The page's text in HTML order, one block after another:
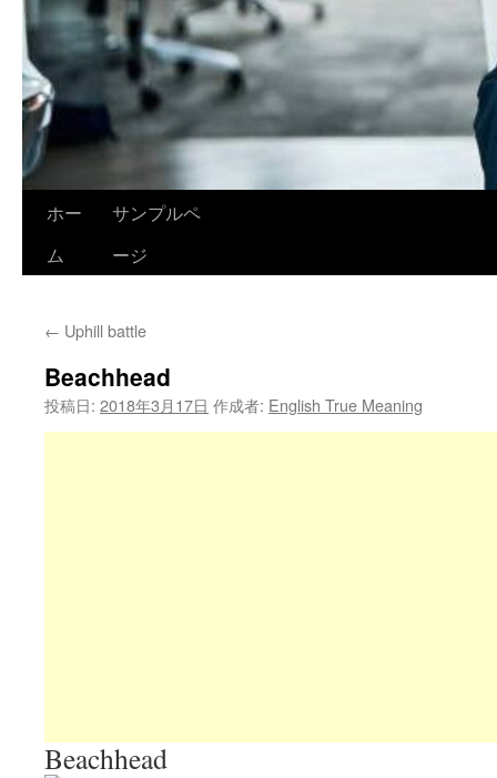
ホー
ム
サンプルペ
ージ
← Uphill battle
Beachhead
投稿日: 2018年3月17日 作成者: English True Meaning
Beachhead